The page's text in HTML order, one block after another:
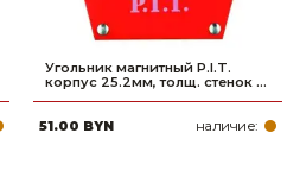
Угольник магнитный P.I.T.
корпус 25.2мм, толщ. стенок ...
51.00 BYN наличие: